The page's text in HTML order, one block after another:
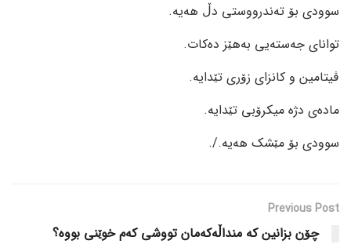
سوودی بۆ تەندرووستی دڵ هەیە.
توانای جەستەیی بەهێز دەکات.
ڤیتامین و کانزای زۆری تێدایە.
مادەی دژە میکرۆبی تێدایە.
سوودی بۆ مێشک هەیە./.
Previous Post
چۆن بزانین کە منداڵەکەمان تووشی کەم خوێنی بووە؟